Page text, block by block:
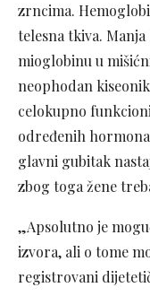
zrncima.
telesna tkiva.
mioglobinu u
neophodan
celokupno
određenih
glavni gubitak
zbog toga žene
„Apsolutno je
izvora, ali o tome
registrovani